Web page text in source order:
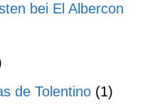
bei El Albercon
de Tolentino (1)